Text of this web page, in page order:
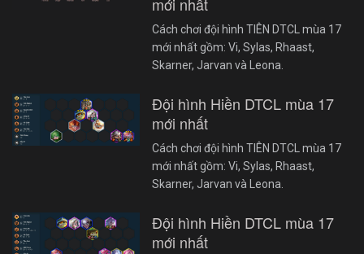
mới nhất
Cách chơi đội hình TIÊN DTCL mùa 17
mới nhất gồm: Vi, Sylas, Rhaast,
Skarner, Jarvan và Leona.
Đội hình Hiền DTCL mùa 17
mới nhất
Cách chơi đội hình TIÊN DTCL mùa 17
mới nhất gồm: Vi, Sylas, Rhaast,
Skarner, Jarvan và Leona.
Đội hình Hiền DTCL mùa 17
mới nhất